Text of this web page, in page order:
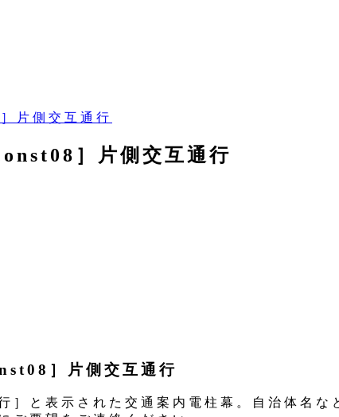
片側交互通行
］片側交互通行
］片側交互通行
］と表示された交通案内電柱幕。自治体名